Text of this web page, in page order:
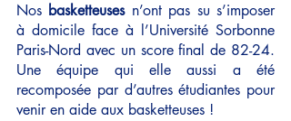
Nos basketteuses n’ont pas su s’imposer
à domicile face à l’Université Sorbonne
Paris-Nord avec un score final de 82-24.
Une équipe qui elle aussi a été
recomposée par d’autres étudiantes pour
venir en aide aux basketteuses !